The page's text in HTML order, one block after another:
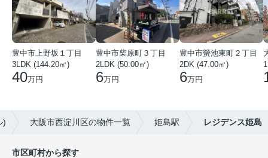
豊中市上野坂１丁目
3LDK (144.20㎡)
40万円
豊中市柴原町３丁目
2LDK (50.00㎡)
6万円
豊中市螢池東町２丁目
2DK (47.00㎡)
6万円
) 大阪市西淀川区の物件一覧 姫島駅 レジデンス姫島
市区町村から探す